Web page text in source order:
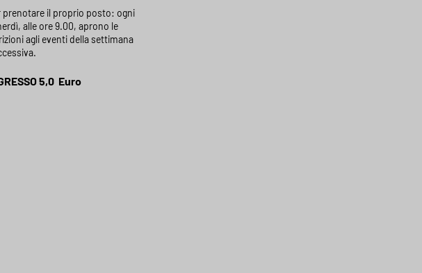
prenotare il proprio posto: ogni
alle ore 9.00, aprono le
agli eventi della settimana
5,0 Euro